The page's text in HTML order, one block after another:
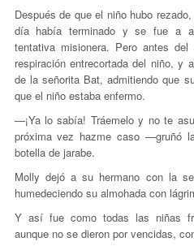
Después de que el niño hubo
día había terminado y se fue a
tentativa misionera. Pero antes
respiración entrecortada del niño, y
de la señorita Bat, admitiendo que
que el niño estaba enfermo.
—¡Ya lo sabía! Tráemelo y no te
próxima vez hazme caso —gruñó
botella de jarabe.
Molly dejó a su hermano con la
humedeciendo su almohada con
Y así fue como todas las niñas
aunque no se dieron por vencidas,